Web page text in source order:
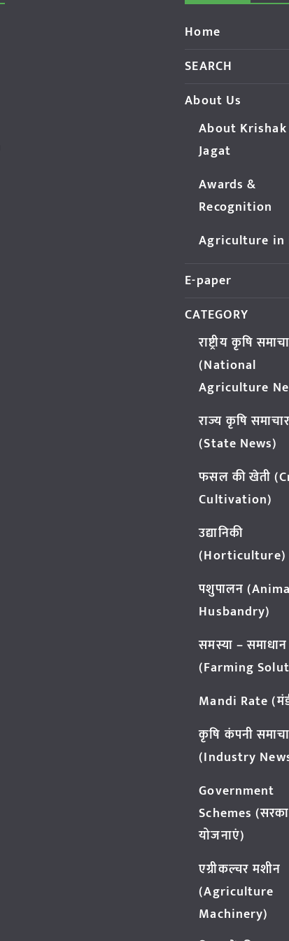
Home
SEARCH
About Us
About Krishak
Jagat
Awards &
Recognition
Agriculture in
E-paper
CATEGORY
राष्ट्रीय कृषि
(National
Agriculture
राज्य कृषि समाचार
(State News)
फसल की खेती
Cultivation)
उद्यानिकी
(Horticulture)
पशुपालन
Husbandry)
समस्या – समाधान
(Farming
Mandi Rate
कृषि कंपनी
(Industry
Government
Schemes
योजनाएं)
एग्रीकल्चर मशीन
(Agriculture
Machinery)